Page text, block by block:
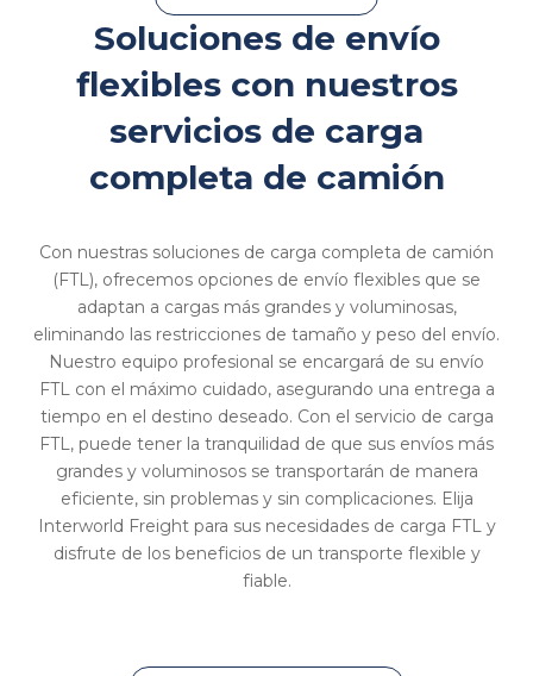
Soluciones de envío
flexibles con nuestros
servicios de carga
completa de camión
Con nuestras soluciones de carga completa de camión
(FTL), ofrecemos opciones de envío flexibles que se
adaptan a cargas más grandes y voluminosas,
eliminando las restricciones de tamaño y peso del envío.
Nuestro equipo profesional se encargará de su envío
FTL con el máximo cuidado, asegurando una entrega a
tiempo en el destino deseado. Con el servicio de carga
FTL, puede tener la tranquilidad de que sus envíos más
grandes y voluminosos se transportarán de manera
eficiente, sin problemas y sin complicaciones. Elija
Interworld Freight para sus necesidades de carga FTL y
disfrute de los beneficios de un transporte flexible y
fiable.